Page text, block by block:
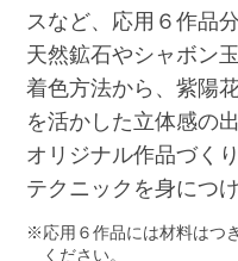
スなど、応用６作品
天然鉱石やシャボン
着色方法から、紫陽
を活かした立体感の
オリジナル作品づく
テクニックを身につ
応用６作品には材料はつ
ください。